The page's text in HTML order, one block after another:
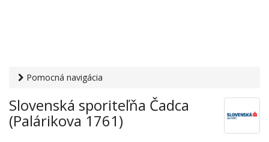
Pomocná navigácia
Slovenská sporiteľňa Čadca (Palárikova 1761)
Slovenská sporiteľňa Čadca
(Palárikova 1761)